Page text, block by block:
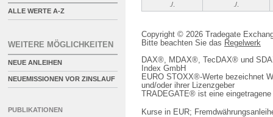
./. ./.
Copyright © 2026 Tradegate
Bitte beachten Sie das Regelwerk
DAX®, MDAX®, TecDAX® und
Index GmbH
EURO STOXX®-Werte bezeichnet
und/oder ihrer Lizenzgeber
TRADEGATE® ist eine
Kurse in EUR;
ALLE WERTE A-Z
WEITERE MÖGLICHKEITEN
NEUE ANLEIHEN
NEUEMISSIONEN VOR ZINSLAUF
PUBLIKATIONEN